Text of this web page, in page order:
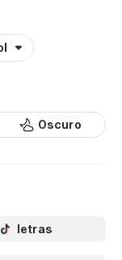
Oscuro
letras